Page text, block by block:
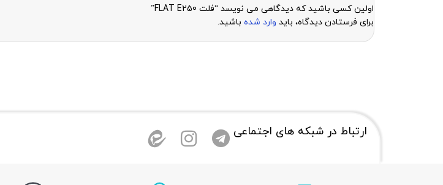
اولین کسی باشید که دیدگاهی می نویسد “فلت FLAT E250”
برای فرستادن دیدگاه، باید وارد شده باشید.
ارتباط در شبکه های اجتماعی